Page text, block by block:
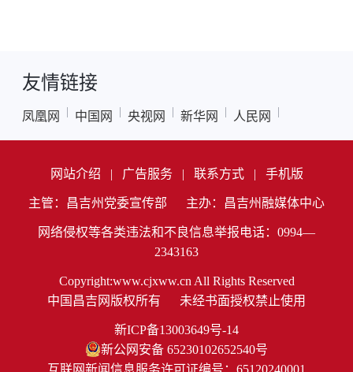
友情链接
凤凰网 中国网 央视网 新华网 人民网
网站介绍 | 广告服务 | 联系方式 | 手机版
主管：昌吉州党委宣传部 主办：昌吉州融媒体中心
网络侵权等各类违法和不良信息举报电话：0994—
2343163
Copyright:www.cjxww.cn All Rights Reserved
中国昌吉网版权所有
未经书面授权禁止使用
新ICP备13003649号-14
新公网安备 65230102652540号
互联网新闻信息服务许可证编号：65120240001